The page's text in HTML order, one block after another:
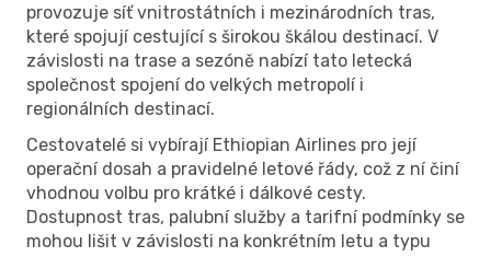
provozuje síť vnitrostátních i mezinárodních tras,
které spojují cestující s širokou škálou destinací. V
závislosti na trase a sezóně nabízí tato letecká
společnost spojení do velkých metropolí i
regionálních destinací.
Cestovatelé si vybírají Ethiopian Airlines pro její
operační dosah a pravidelné letové řády, což z ní činí
vhodnou volbu pro krátké i dálkové cesty.
Dostupnost tras, palubní služby a tarifní podmínky se
mohou lišit v závislosti na konkrétním letu a typu